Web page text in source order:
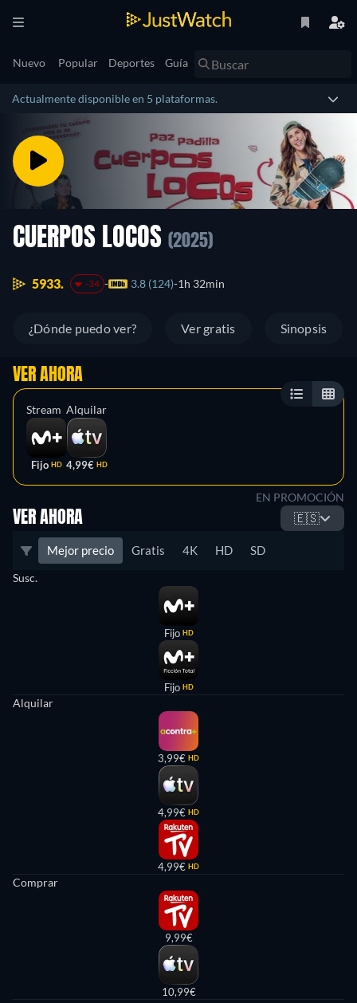
Nuevo Popular Deportes Guía
Actualmente disponible en 5 plataformas.
CUERPOS LOCOS (2025)
5933. -34 3.8 (124) 1h 32min
¿Dónde puedo ver? Ver gratis Sinopsis
VER AHORA
Stream
Fijo HD
Alquilar
4,99€ HD
EN PROMOCIÓN
VER AHORA 🇪🇸
Mejor precio Gratis 4K HD SD
Susc.
Fijo HD
Fijo HD
Alquilar
3,99€ HD
4,99€ HD
4,99€ HD
Comprar
9,99€
10,99€